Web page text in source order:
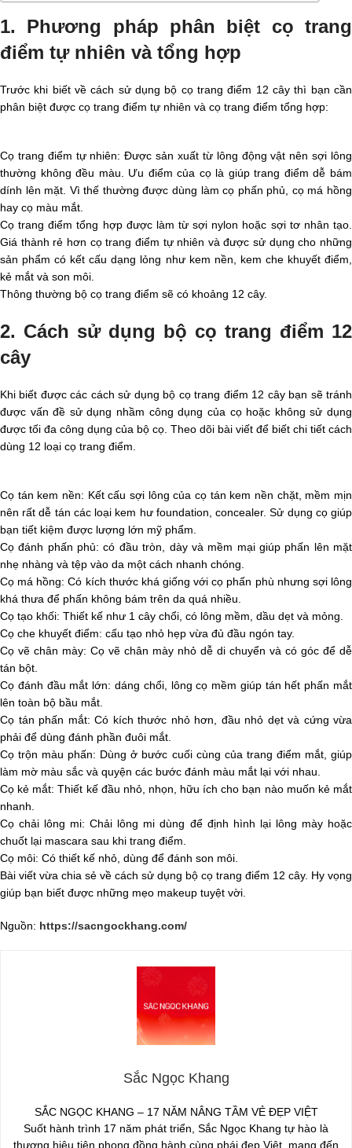
1. Phương pháp phân biệt cọ trang
điểm tự nhiên và tổng hợp
Trước khi biết về cách sử dụng bộ cọ trang điểm 12 cây thì bạn cần
phân biệt được cọ trang điểm tự nhiên và cọ trang điểm tổng hợp:
Cọ trang điểm tự nhiên: Được sản xuất từ lông động vật nên sợi lông
thường không đều màu. Ưu điểm của cọ là giúp trang điểm dễ bám
dính lên mặt. Vì thế thường được dùng làm cọ phấn phủ, cọ má hồng
hay cọ màu mắt.
Cọ trang điểm tổng hợp được làm từ sợi nylon hoặc sợi tơ nhân tạo.
Giá thành rẻ hơn cọ trang điểm tự nhiên và được sử dụng cho những
sản phẩm có kết cấu dạng lỏng như kem nền, kem che khuyết điểm,
kẻ mắt và son môi.
Thông thường bộ cọ trang điểm sẽ có khoảng 12 cây.
2. Cách sử dụng bộ cọ trang điểm 12
cây
Khi biết được các cách sử dụng bộ cọ trang điểm 12 cây bạn sẽ tránh
được vấn đề sử dụng nhầm công dụng của cọ hoặc không sử dụng
được tối đa công dụng của bộ cọ. Theo dõi bài viết để biết chi tiết cách
dùng 12 loại cọ trang điểm.
Cọ tán kem nền: Kết cấu sợi lông của cọ tán kem nền chặt, mềm mịn
nên rất dễ tán các loại kem hư foundation, concealer. Sử dụng cọ giúp
bạn tiết kiệm được lượng lớn mỹ phẩm.
Cọ đánh phấn phủ: có đầu tròn, dày và mềm mại giúp phấn lên mặt
nhẹ nhàng và tệp vào da một cách nhanh chóng.
Cọ má hồng: Có kích thước khá giống với cọ phấn phù nhưng sợi lông
khá thưa để phấn không bám trên da quá nhiều.
Cọ tạo khối: Thiết kế như 1 cây chổi, có lông mềm, dầu dẹt và mỏng.
Cọ che khuyết điểm: cấu tạo nhỏ hẹp vừa đủ đầu ngón tay.
Cọ vẽ chân mày: Cọ vẽ chân mày nhỏ dễ di chuyển và có góc để dễ
tán bột.
Cọ đánh đầu mắt lớn: dáng chổi, lông cọ mềm giúp tán hết phấn mắt
lên toàn bộ bầu mắt.
Cọ tán phấn mắt: Có kích thước nhỏ hơn, đầu nhỏ dẹt và cứng vừa
phải để dùng đánh phần đuôi mắt.
Cọ trộn màu phấn: Dùng ở bước cuối cùng của trang điểm mắt, giúp
làm mờ màu sắc và quyện các bước đánh màu mắt lại với nhau.
Cọ kẻ mắt: Thiết kế đầu nhỏ, nhọn, hữu ích cho bạn nào muốn kẻ mắt
nhanh.
Cọ chải lông mi: Chải lông mi dùng để định hình lại lông mày hoặc
chuốt lại mascara sau khi trang điểm.
Cọ môi: Có thiết kế nhỏ, dùng để đánh son môi.
Bài viết vừa chia sẻ về cách sử dụng bộ cọ trang điểm 12 cây. Hy vọng
giúp bạn biết được những mẹo makeup tuyệt vời.
Nguồn: https://sacngockhang.com/
Sắc Ngọc Khang
SẮC NGỌC KHANG – 17 NĂM NÂNG TẦM VẺ ĐẸP VIỆT
Suốt hành trình 17 năm phát triển, Sắc Ngọc Khang tự hào là
thương hiệu tiên phong đồng hành cùng phái đẹp Việt, mang đến